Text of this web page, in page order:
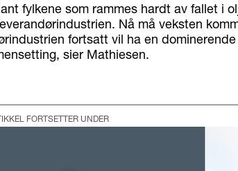
fylkene som rammes hardt av fallet i
Nå må veksten
fortsatt vil ha en
sier Mathiesen.
FORTSETTER UNDER